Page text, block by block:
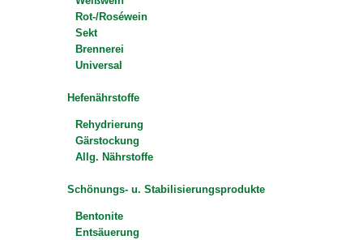
Rot-/Roséwein
Sekt
Brennerei
Universal
Hefenährstoffe
Rehydrierung
Gärstockung
Allg. Nährstoffe
Schönungs- u. Stabilisierungsprodukte
Bentonite
Entsäuerung